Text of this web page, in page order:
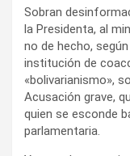
Sobran
la Presidenta, al
no de hecho,
institución de
«bolivarianismo»,
Acusación grave,
quien se esconde
parlamentaria.